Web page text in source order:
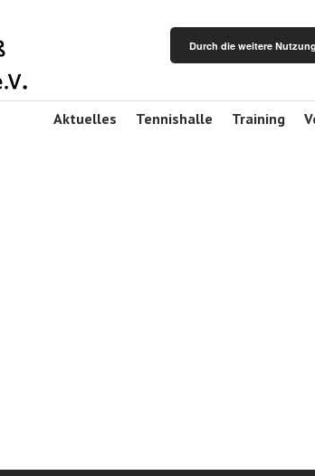
Aktuelles Tennishalle Training
Durch die weitere